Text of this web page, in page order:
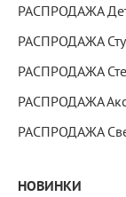
РАСПРОДАЖА
РАСПРОДАЖА
РАСПРОДАЖА
РАСПРОДАЖА
РАСПРОДАЖА
НОВИНКИ